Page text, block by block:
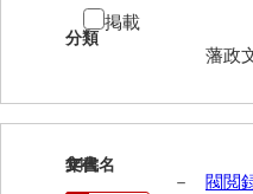
分類
藩政
掲載
14
文書名
閥閲
年代
－